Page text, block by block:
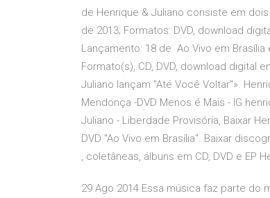
de Henrique & Juliano consiste em
de 2013; Formatos: DVD, download
Lançamento: 18 de Ao Vivo em
Formato(s), CD, DVD, download digital
Juliano lançam "Até Você Voltar"».
Mendonça -DVD Menos é Mais - IG
Juliano - Liberdade Provisória, Baixar
DVD "Ao Vivo em Brasília". Baixar
, coletâneas, álbuns em CD, DVD e EP
29 Ago 2014 Essa música faz parte do